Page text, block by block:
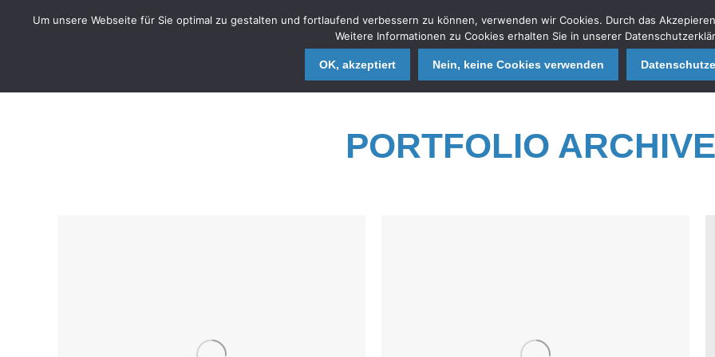
HOME UNSERE MISSION ACADEMY KAMPEN
PORTFOLIO
Um unsere Webseite für Sie optimal zu gestalten und fortlaufend verbessern zu können, verwenden wir Cookies. Durch das
Weitere Informationen zu Cookies erhalten Sie in unserer
OK, akzeptiert Nein, keine Cookies verwenden
HOME UNSERE MISSION ACADEMY KAMPEN